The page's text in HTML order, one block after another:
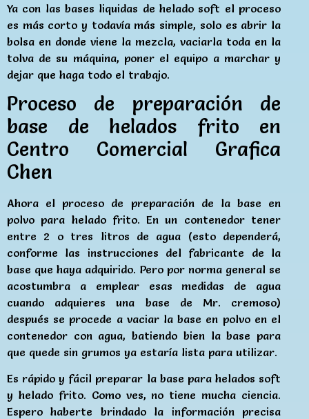
Ya con las bases liquidas de helado soft el proceso
es más corto y todavía más simple, solo es abrir la
bolsa en donde viene la mezcla, vaciarla toda en la
tolva de su máquina, poner el equipo a marchar y
dejar que haga todo el trabajo.
Proceso de preparación de
base de helados frito en
Centro Comercial Grafica
Chen
Ahora el proceso de preparación de la base en
polvo para helado frito. En un contenedor tener
entre 2 o tres litros de agua (esto dependerá,
conforme las instrucciones del fabricante de la
base que haya adquirido. Pero por norma general se
acostumbra a emplear esas medidas de agua
cuando adquieres una base de Mr. cremoso)
después se procede a vaciar la base en polvo en el
contenedor con agua, batiendo bien la base para
que quede sin grumos ya estaría lista para utilizar.
Es rápido y fácil preparar la base para helados soft
y helado frito. Como ves, no tiene mucha ciencia.
Espero haberte brindado la información precisa